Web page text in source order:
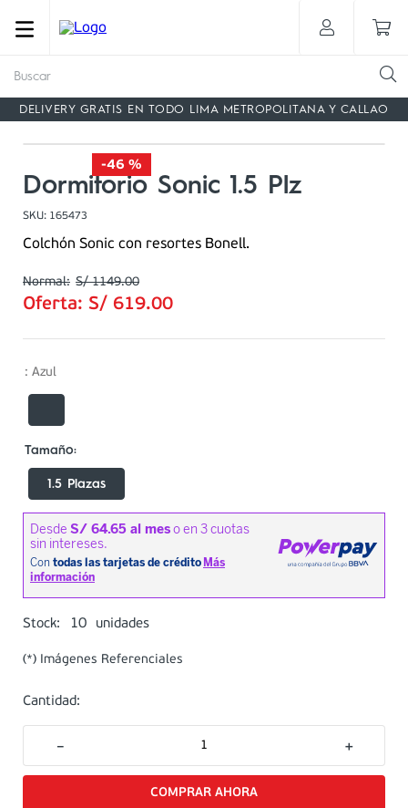
DELIVERY GRATIS EN TODO LIMA METROPOLITANA Y CALLAO
-46 %
Dormitorio Sonic 1.5 Plz
SKU: 165473
Colchón Sonic con resortes Bonell.
S/ 1149.00
Oferta: S/ 619.00
: Azul
1.5 Plazas
Stock: 10 unidades
(*) Imágenes Referenciales
Cantidad:
＋
－